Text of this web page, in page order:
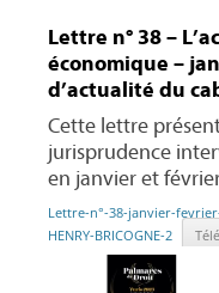
Lettre n° 38 –
économique –
d’actualité du
Cette lettre
jurisprudence
en janvier et
Lettre-n°-38-janvier-
HENRY-BRICOGNE-2